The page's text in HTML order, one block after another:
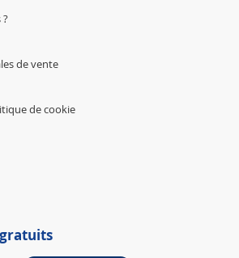
de vente
de cookie